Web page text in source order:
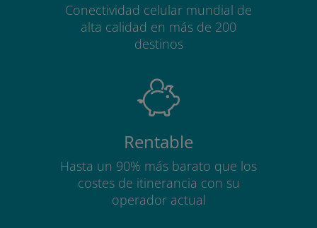
Conectividad celular mundial de
alta calidad en más de 200
destinos
Rentable
Hasta un 90% más barato que los
costes de itinerancia con su
operador actual